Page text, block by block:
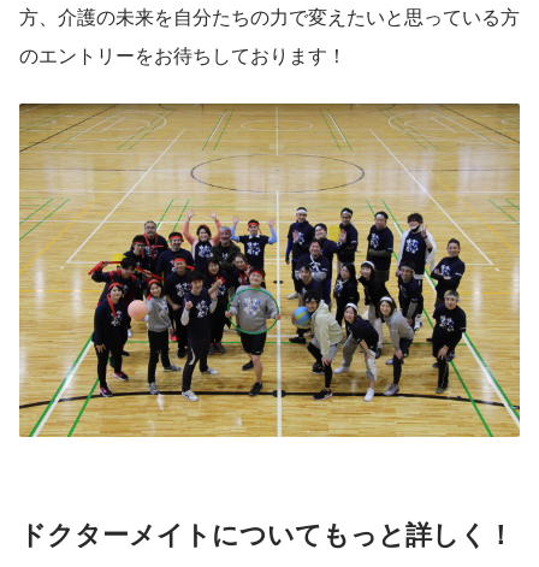
方、介護の未来を自分たちの力で変えたいと思っている方
のエントリーをお待ちしております！
ドクターメイトについてもっと詳しく！